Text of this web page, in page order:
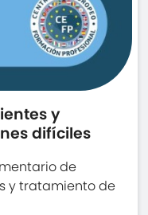
y
difíciles
de
y tratamiento de